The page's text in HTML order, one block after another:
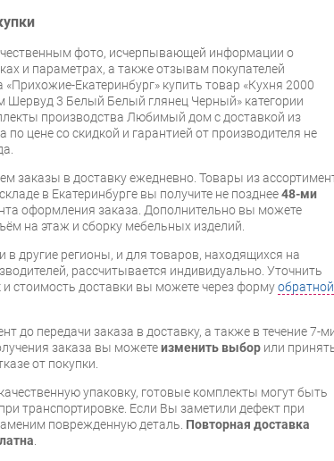
фото, исчерпывающей информации о
и параметрах, а также отзывам покупателей
«Прихожие-Екатеринбург» купить товар «Кухня 2000
3 Белый Белый глянец Черный» категории
производства Любимый дом с доставкой из
по цене со скидкой и гарантией от производителя не
заказы в доставку ежедневно. Товары из
в Екатеринбурге вы получите не позднее48-ми
оформления заказа. Дополнительно вы можете
на этаж и сборку мебельных изделий.
в другие регионы, и для товаров, находящихся на
рассчитывается индивидуально. Уточнить
и стоимость доставки вы можете через формуобратной
до передачи заказа в доставку, а также в течение 7-
заказа вы можетеизменить выбор или
от покупки.
упаковку, готовые комплекты могут быть
транспортировке. Если Вы заметили дефект при
поврежденную деталь. Повторная доставка
.